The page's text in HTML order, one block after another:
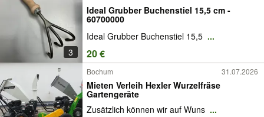
3
Ideal Grubber Buchenstiel 15,5 cm -
60700000
Ideal Grubber Buchenstiel 15,5 ...
20 €
Bochum 31.07.2026
Mieten Verleih Hexler Wurzelfräse
Gartengeräte
Zusätzlich können wir auf Wuns ...